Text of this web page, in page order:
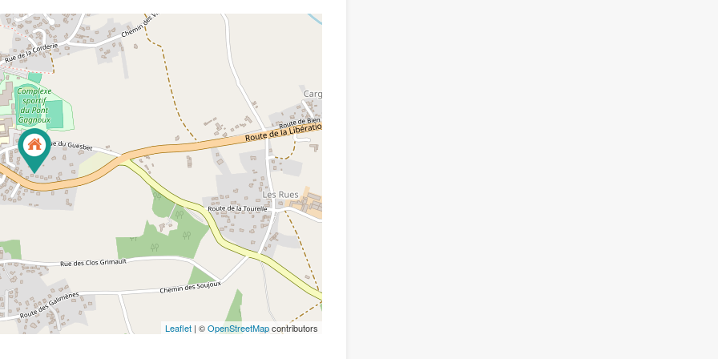
Leaflet| ©OpenStreetMapcontributors